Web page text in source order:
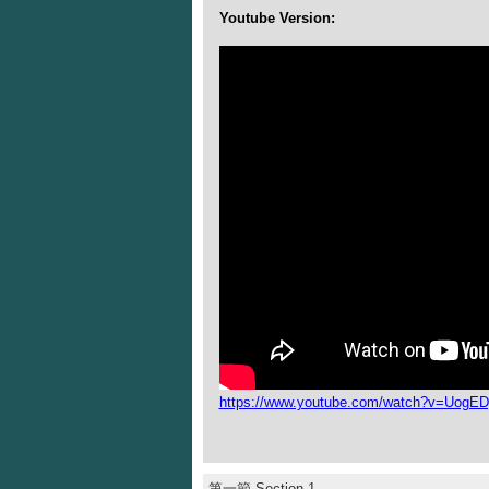
Youtube Version:
https://www.youtube.com/